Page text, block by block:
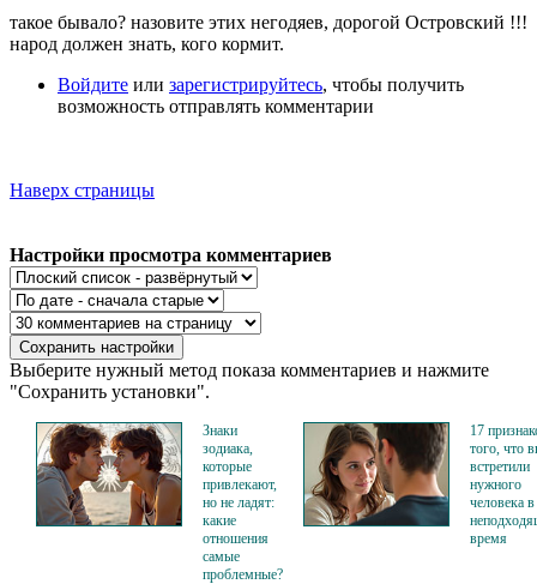
такое бывало? назовите этих негодяев, дорогой Островский !!!
народ должен знать, кого кормит.
Войдите или зарегистрируйтесь, чтобы получить
возможность отправлять комментарии
Наверх страницы
Настройки просмотра комментариев
Выберите нужный метод показа комментариев и нажмите
"Сохранить установки".
Знаки
зодиака,
которые
привлекают,
но не ладят:
какие
отношения
самые
проблемные?
17
того, что
встретили
нужного
человека в
время